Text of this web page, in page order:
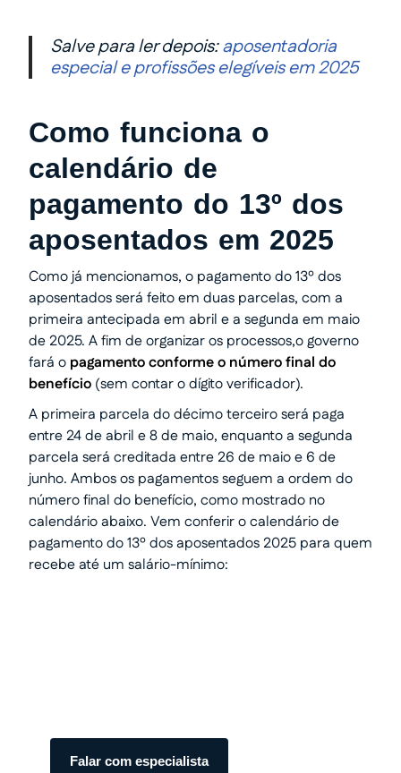
Salve para ler depois:aposentadoria
especial e profissões elegíveis em 2025
Como funciona o
calendário de
pagamento do 13º dos
aposentados em 2025
Como já mencionamos, o pagamento do 13º dos
aposentados será feito em duas parcelas, com a
primeira antecipada em abril e a segunda em maio
de 2025. A fim de organizar os processos,o governo
fará o pagamento conforme o número final do
benefício (sem contar o dígito verificador).
A primeira parcela do décimo terceiro será paga
entre 24 de abril e 8 de maio, enquanto a segunda
parcela será creditada entre 26 de maio e 6 de
junho. Ambos os pagamentos seguem a ordem do
número final do benefício, como mostrado no
calendário abaixo. Vem conferir o calendário de
pagamento do 13º dos aposentados 2025 para quem
recebe até um salário-mínimo:
Falar com especialista